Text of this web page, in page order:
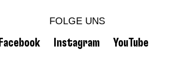
FOLGE UNS
Facebook Instagram YouTube